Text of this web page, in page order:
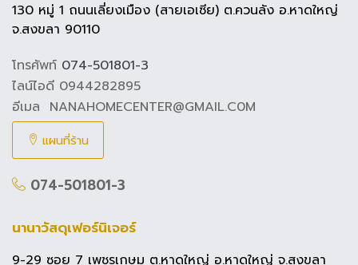
130 หมู่ 1 ถนนเลี่ยงเมือง (สายเอเซีย) ต.ควนลัง อ.หาดใหญ่
จ.สงขลา 90110
โทรศัพท์ 074-501801-3
ไลน์ไอดี 0944282895
อีเมล NANAHOMECENTER@GMAIL.C0M
แผนที่ร้าน
074-501801-3
นานาวัสดุเฟอร์นิเจอร์
9-29 ซอย 7 เพชรเกษม ต.หาดใหญ่ อ.หาดใหญ่ จ.สงขลา